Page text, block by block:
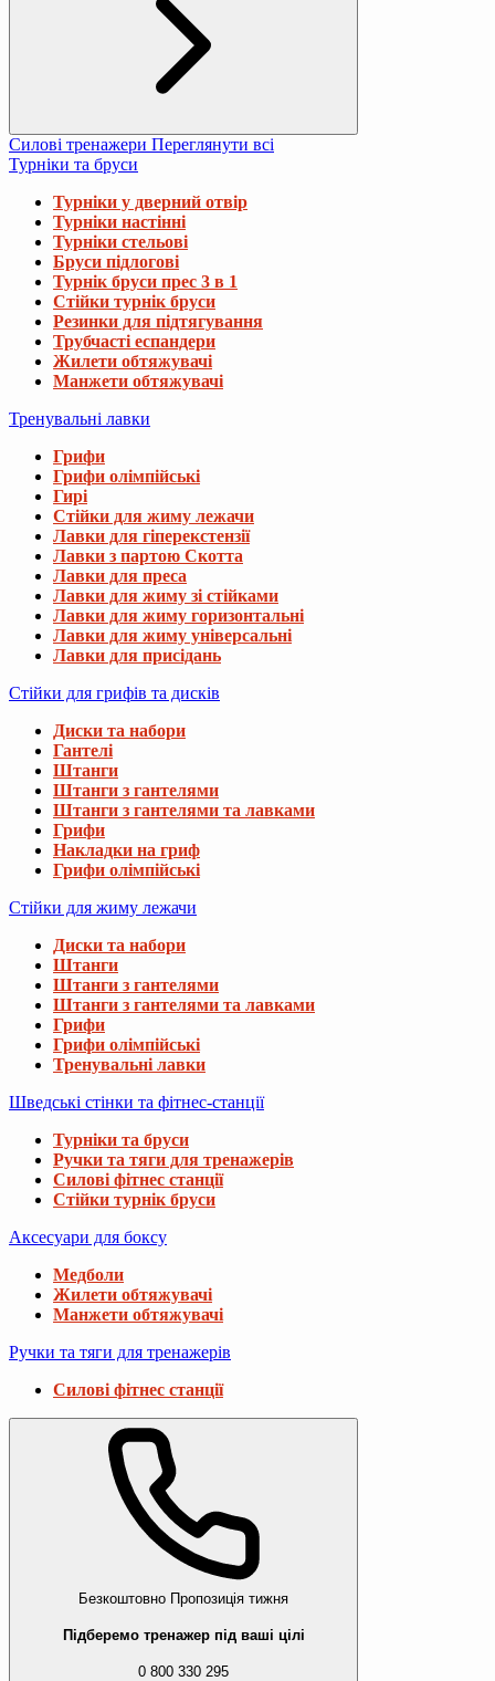
Силові тренажери Переглянути всі
Турніки та бруси
Турніки у дверний отвір
Турніки настінні
Турніки стельові
Бруси підлогові
Турнік бруси прес 3 в 1
Стійки турнік бруси
Резинки для підтягування
Трубчасті еспандери
Жилети обтяжувачі
Манжети обтяжувачі
Тренувальні лавки
Грифи
Грифи олімпійські
Гирі
Стійки для жиму лежачи
Лавки для гіперекстензії
Лавки з партою Скотта
Лавки для преса
Лавки для жиму зі стійками
Лавки для жиму горизонтальні
Лавки для жиму універсальні
Лавки для присідань
Стійки для грифів та дисків
Диски та набори
Гантелі
Штанги
Штанги з гантелями
Штанги з гантелями та лавками
Грифи
Накладки на гриф
Грифи олімпійські
Стійки для жиму лежачи
Диски та набори
Штанги
Штанги з гантелями
Штанги з гантелями та лавками
Грифи
Грифи олімпійські
Тренувальні лавки
Шведські стінки та фітнес-станції
Турніки та бруси
Ручки та тяги для тренажерів
Силові фітнес станції
Стійки турнік бруси
Аксесуари для боксу
Медболи
Жилети обтяжувачі
Манжети обтяжувачі
Ручки та тяги для тренажерів
Силові фітнес станції
Безкоштовно Пропозиція тижня
Підберемо тренажер під ваші цілі
0 800 330 295